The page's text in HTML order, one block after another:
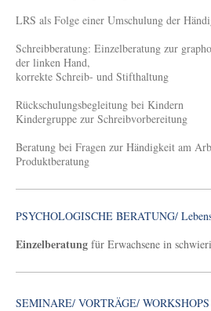
LRS als Folge einer Umschulung der
Schreibberatung: Einzelberatung zur
der linken Hand,
korrekte Schreib- und Stifthaltung
Rückschulungsbegleitung bei Kindern
Kindergruppe zur Schreibvorbereitung
Beratung bei Fragen zur Händigkeit am
Produktberatung
PSYCHOLOGISCHE BERATUNG/
Einzelberatung für Erwachsene in
SEMINARE/ VORTRÄGE/ WORKSHOPS